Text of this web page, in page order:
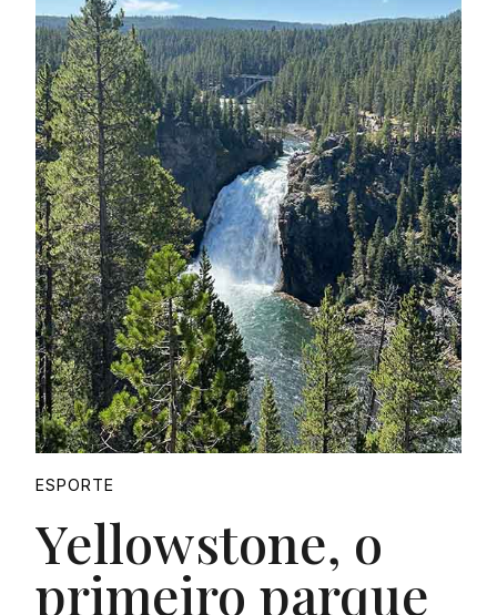
ESPORTE
Yellowstone, o
primeiro parque